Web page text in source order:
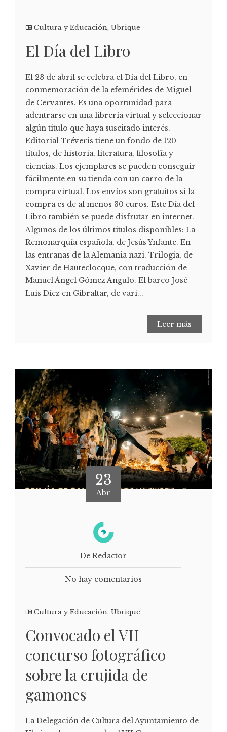
Cultura y Educación, Ubrique
El Día del Libro
El 23 de abril se celebra el Día del Libro, en
conmemoración de la efemérides de Miguel
de Cervantes. Es una oportunidad para
adentrarse en una librería virtual y seleccionar
algún título que haya suscitado interés.
Editorial Tréveris tiene un fondo de 120
títulos, de historia, literatura, filosofía y
ciencias. Los ejemplares se pueden conseguir
fácilmente en su tienda con un carro de la
compra virtual. Los envíos son gratuitos si la
compra es de al menos 30 euros. Este Día del
Libro también se puede disfrutar en internet.
Algunos de los últimos títulos disponibles: La
Remonarquía española, de Jesús Ynfante. En
las entrañas de la Alemania nazi. Trilogía, de
Xavier de Hauteclocque, con traducción de
Manuel Ángel Gómez Angulo. El barco José
Luis Díez en Gibraltar, de vari...
Leer más
23
Abr
De Redactor
No hay comentarios
Cultura y Educación, Ubrique
Convocado el VII
concurso fotográfico
sobre la crujida de
gamones
La Delegación de Cultura del Ayuntamiento de